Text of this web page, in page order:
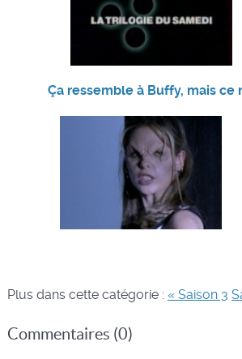
Ça ressemble à Buffy, mais ce
Plus dans cette catégorie : « Saison 3
Commentaires (0)